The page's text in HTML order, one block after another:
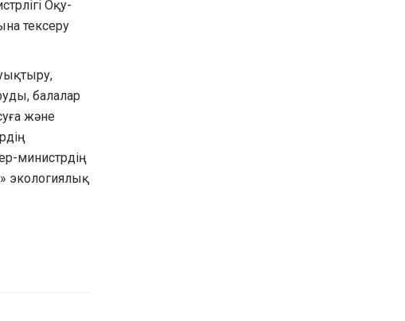
Оқу-
тексеру
балалар
және
министрдің
экологиялық